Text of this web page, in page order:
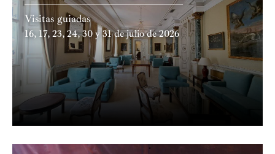
Visitas guiadas
16, 17, 23, 24, 30 y 31 de julio de 2026